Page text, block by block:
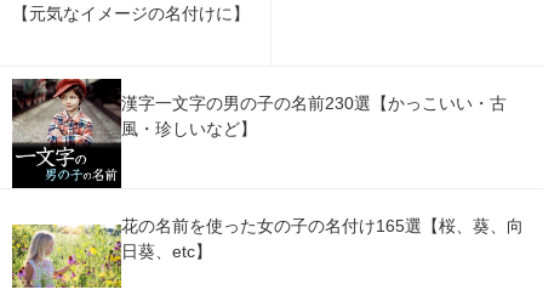
【元気なイメージの名付けに】
漢字一文字の男の子の名前230選【かっこいい・古
風・珍しいなど】
花の名前を使った女の子の名付け165選【桜、葵、向
日葵、etc】